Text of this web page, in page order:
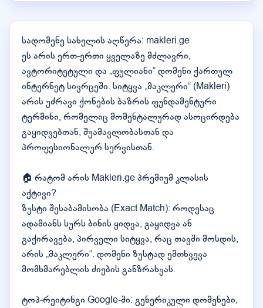
სადომენე სახელის აღწერა: makleri.ge
ეს არის ერთ-ერთი ყველაზე მძლავრი,
ავტორიტეტული და „ფულიანი“ დომენი ქართულ
ინტერნეტ სივრცეში. სიტყვა „მაკლერი“ (Makleri)
არის უძრავი ქონების ბაზრის ფუნდამენტური
ტერმინი, რომელიც მომენტალურად ასოცირდება
გაყიდვებთან, შუამავლობასთან და
პროფესიონალურ სერვისთან.
🏠 რატომ არის Makleri.ge პრემიუმ კლასის
აქტივი?
ზუსტი შესაბამისობა (Exact Match): როდესაც
ადამიანს სურს ბინის ყიდვა, გაყიდვა ან
გაქირავება, პირველი სიტყვა, რაც თავში მოსდის,
არის „მაკლერი“. დომენი ზუსტად ემთხვევა
მომხმარებლის ძიების განზრახვას.
ტოპ-რეიტინგი Google-ში: გენერიკული დომენები,